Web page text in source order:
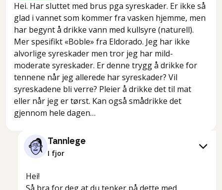
Hei. Har sluttet med brus pga syreskader. Er ikke så
glad i vannet som kommer fra vasken hjemme, men
har begynt å drikke vann med kullsyre (naturell).
Mer spesifikt «Boble» fra Eldorado. Jeg har ikke
alvorlige syreskader men tror jeg har mild-
moderate syreskader. Er denne trygg å drikke for
tennene når jeg allerede har syreskader? Vil
syreskadene bli verre? Pleier å drikke det til mat
eller når jeg er tørst. Kan også smådrikke det
gjennom hele dagen…
Tannlege
I fjor
Hei!